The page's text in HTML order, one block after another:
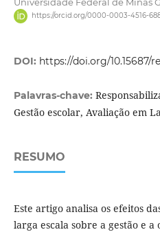
Universidade Federal de Minas
https://orcid.org/0000-0003-4516-
DOI: https://doi.org/10.15687/
Palavras-chave:
Gestão escolar, Avaliação em
RESUMO
Este artigo analisa os efeitos
larga escala sobre a gestão e